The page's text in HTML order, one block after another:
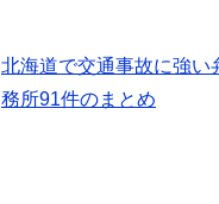
北海道で交通事故に強い
務所91件のまとめ